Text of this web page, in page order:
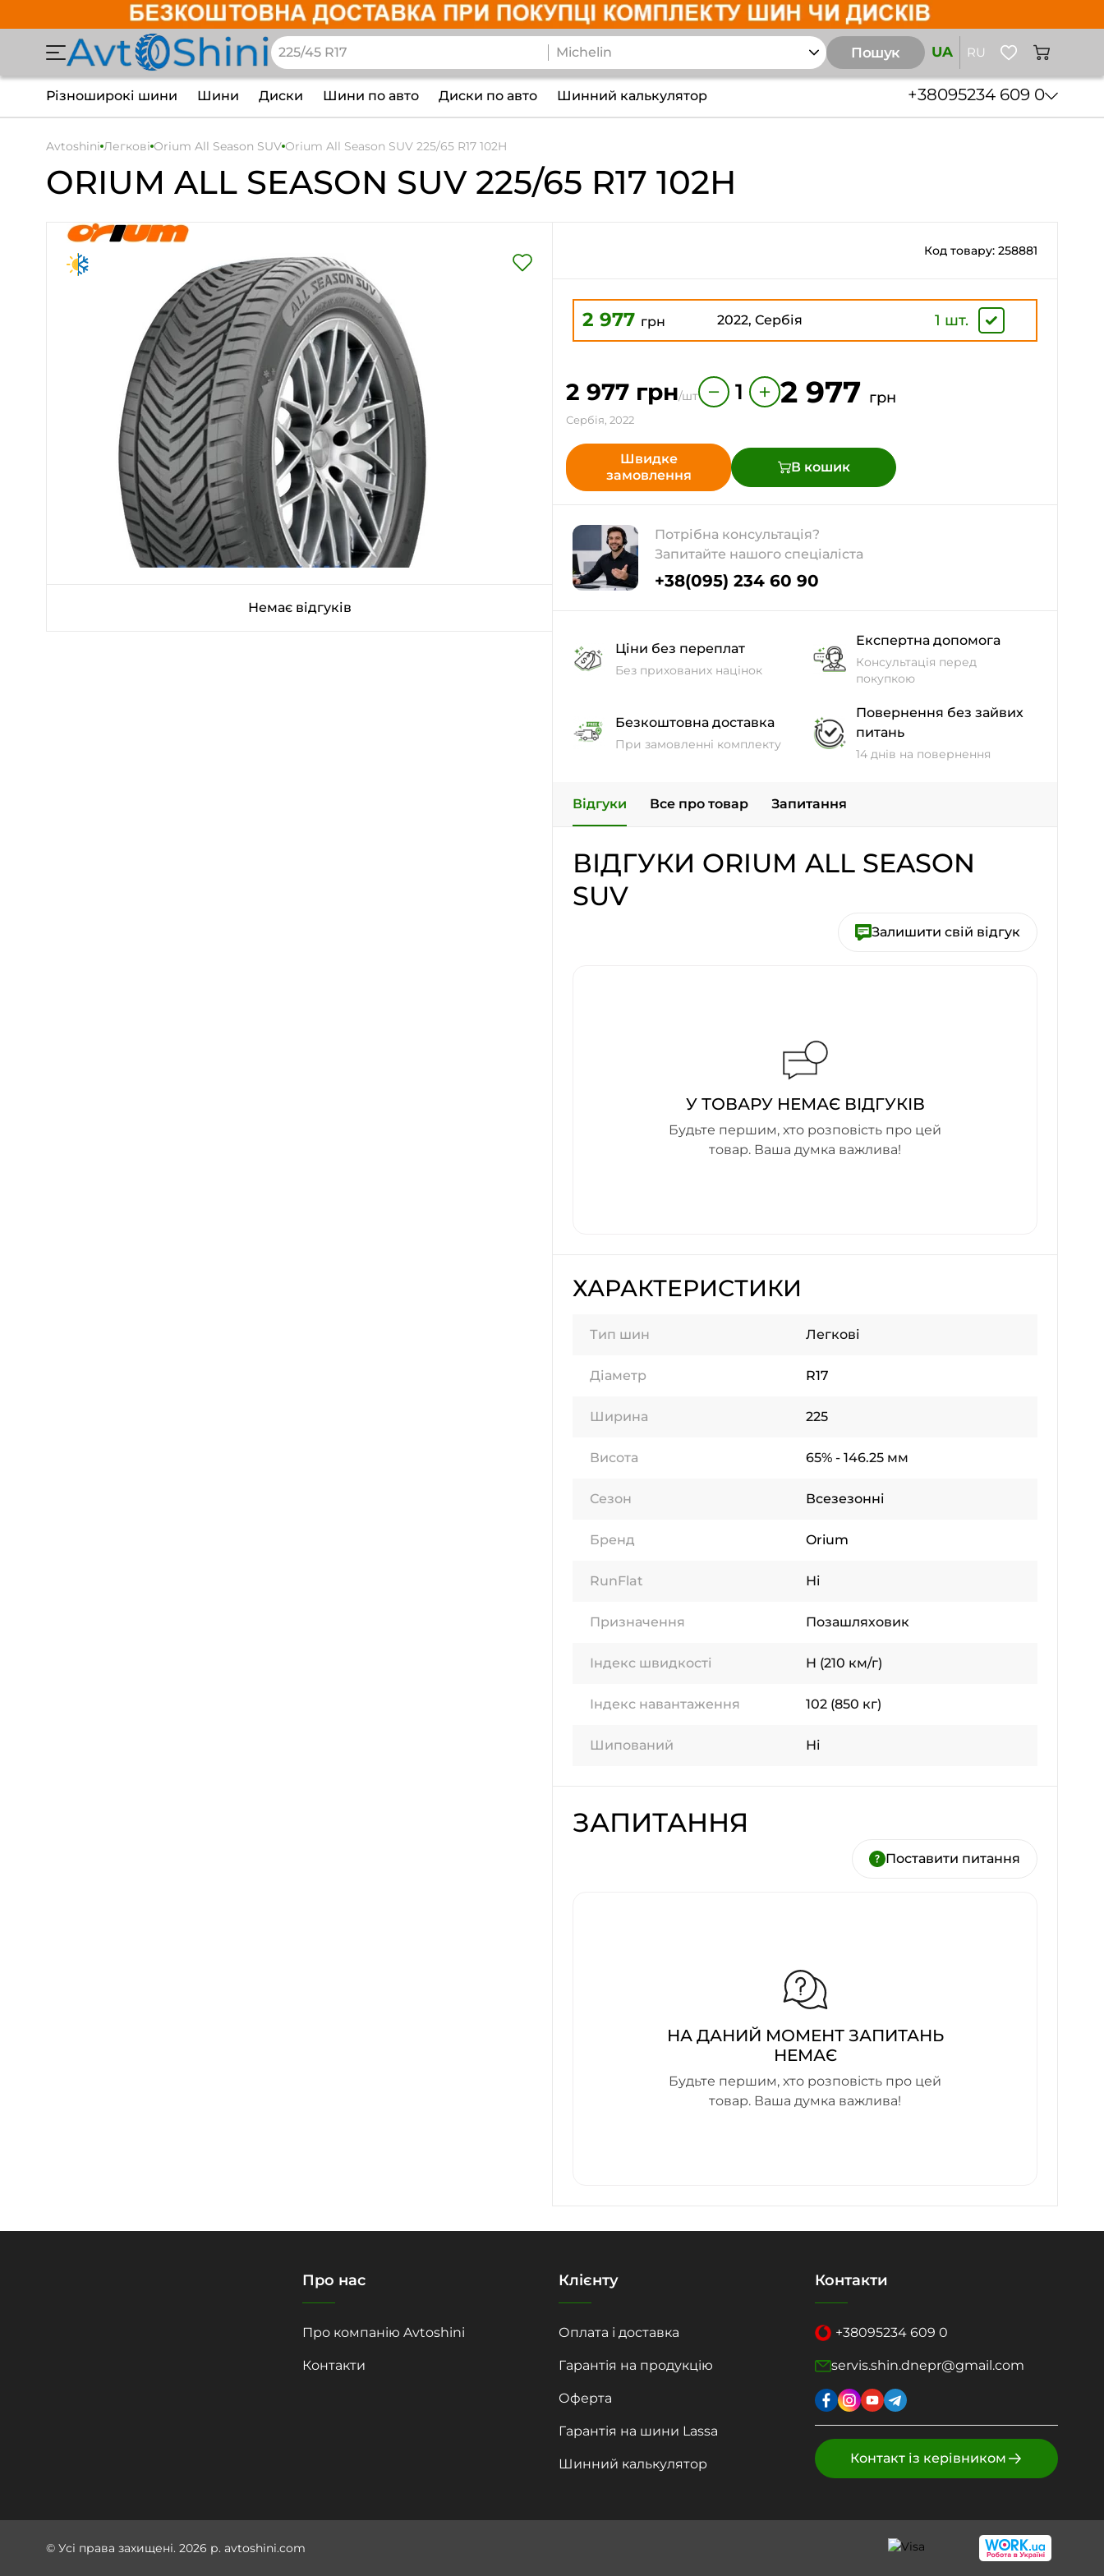
Пошук UA RU
Різноширокі шини Шини Диски Шини по авто Диски по авто Шинний калькулятор +38095234 609 0
Avtoshini Легкові Orium All Season SUV Orium All Season SUV 225/65 R17 102H
ORIUM ALL SEASON SUV 225/65 R17 102H
Немає відгуків
Код товару: 258881
2 977 грн 2022, Сербія 1 шт.
2 977 грн/шт − 1 + 2 977 грн
Сербія, 2022
Швидке
замовлення
В кошик
Потрібна консультація?
Запитайте нашого спеціаліста
+38(095) 234 60 90
Ціни без переплат
Без прихованих націнок
Експертна допомога
Консультація перед
покупкою
Безкоштовна доставка
При замовленні комплекту
Повернення без зайвих
питань
14 днів на повернення
Відгуки Все про товар Запитання
ВІДГУКИ ORIUM ALL SEASON
SUV
Залишити свій відгук
У ТОВАРУ НЕМАЄ ВІДГУКІВ
Будьте першим, хто розповість про цей
товар. Ваша думка важлива!
ХАРАКТЕРИСТИКИ
Тип шин Легкові
Діаметр R17
Ширина 225
Висота 65% - 146.25 мм
Сезон Всезезонні
Бренд Orium
RunFlat Ні
Призначення Позашляховик
Індекс швидкості H (210 км/г)
Індекс навантаження 102 (850 кг)
Шипований Ні
ЗАПИТАННЯ
Поставити питання
НА ДАНИЙ МОМЕНТ ЗАПИТАНЬ
НЕМАЄ
Будьте першим, хто розповість про цей
товар. Ваша думка важлива!
Про нас
Про компанію Avtoshini
Контакти
Клієнту
Оплата і доставка
Гарантія на продукцію
Оферта
Гарантія на шини Lassa
Шинний калькулятор
Контакти
+38095234 609 0
servis.shin.dnepr@gmail.com
Контакт із керівником
© Усі права захищені. 2026 р. avtoshini.com